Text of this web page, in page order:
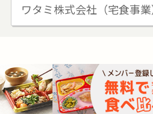
ワタミ株式会社（宅食事